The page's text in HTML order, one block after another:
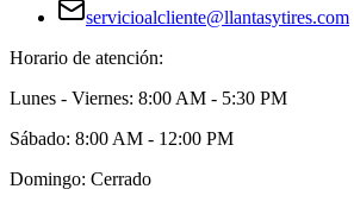
servicioalcliente@llantasytires.com
Horario de atención:
Lunes - Viernes: 8:00 AM - 5:30 PM
Sábado: 8:00 AM - 12:00 PM
Domingo: Cerrado